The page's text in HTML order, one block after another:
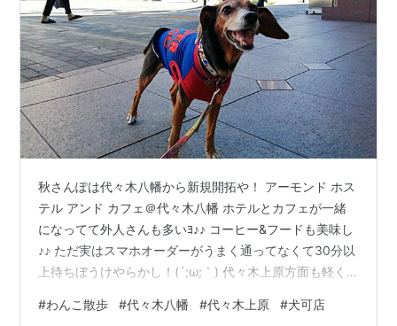
秋さんぽは代々木八幡から新規開拓や！ アーモンド ホス
テル アンド カフェ＠代々木八幡 ホテルとカフェが一緒
になってて外人さんも多いﾖ♪♪ コーヒー&フードも美味し
♪♪ ただ実はスマホオーダーがうまく通ってなくて30分以
上待ちぼうけやらかし！(´;ω;｀) 代々木上原方面も軽く
ってる犬可店♪♪また今度！ 住宅街に架かる跨線橋がナイ
#わんこ散歩 #代々木八幡 #代々木上原 #犬可店